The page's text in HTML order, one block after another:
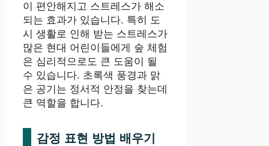
이 편안해지고 스트레스가 해소
되는 효과가 있습니다. 특히 도
시 생활로 인해 받는 스트레스가
많은 현대 어린이들에게 숲 체험
은 심리적으로도 큰 도움이 될
수 있습니다. 초록색 풍경과 맑
은 공기는 정서적 안정을 찾는데
큰 역할을 합니다.
감정 표현 방법 배우기